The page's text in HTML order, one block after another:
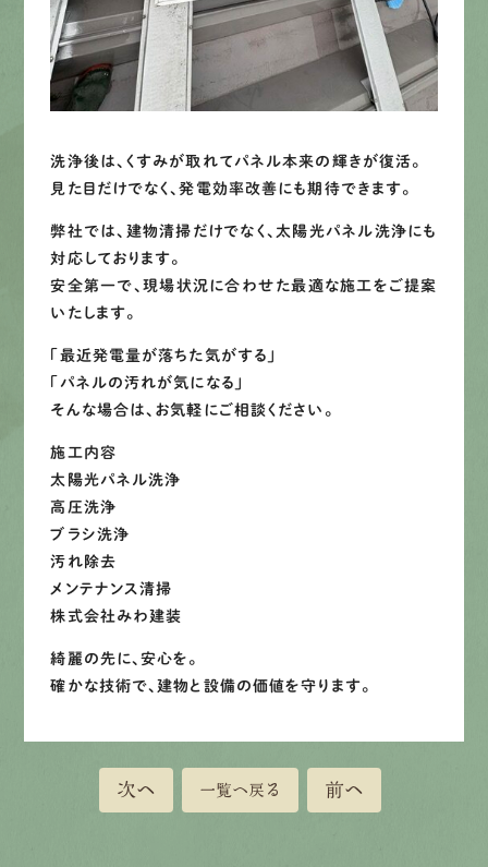
洗浄後は、くすみが取れてパネル本来の輝きが復活。
見た目だけでなく、発電効率改善にも期待できます。
弊社では、建物清掃だけでなく、太陽光パネル洗浄にも
対応しております。
安全第一で、現場状況に合わせた最適な施工をご提案
いたします。
「最近発電量が落ちた気がする」
「パネルの汚れが気になる」
そんな場合は、お気軽にご相談ください。
施工内容
太陽光パネル洗浄
高圧洗浄
ブラシ洗浄
汚れ除去
メンテナンス清掃
株式会社みわ建装
綺麗の先に、安心を。
確かな技術で、建物と設備の価値を守ります。
次へ 一覧へ戻る 前へ